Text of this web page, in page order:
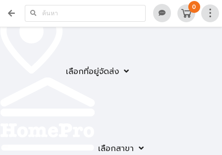
เลือกที่อยู่จัดส่ง
เลือกสาขา
0